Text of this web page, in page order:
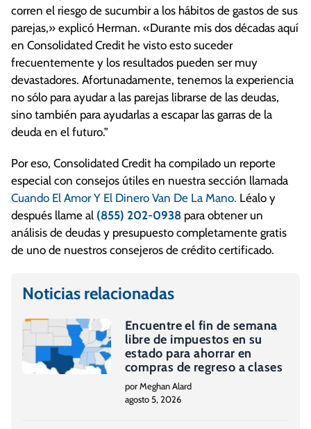
corren el riesgo de sucumbir a los hábitos de gastos de sus
parejas,» explicó Herman. «Durante mis dos décadas aquí
en Consolidated Credit he visto esto suceder
frecuentemente y los resultados pueden ser muy
devastadores. Afortunadamente, tenemos la experiencia
no sólo para ayudar a las parejas librarse de las deudas,
sino también para ayudarlas a escapar las garras de la
deuda en el futuro.”
Por eso, Consolidated Credit ha compilado un reporte
especial con consejos útiles en nuestra sección llamada
Cuando El Amor Y El Dinero Van De La Mano. Léalo y
después llame al (855) 202-0938 para obtener un
análisis de deudas y presupuesto completamente gratis
de uno de nuestros consejeros de crédito certificado.
Noticias relacionadas
Encuentre el fin de semana
libre de impuestos en su
estado para ahorrar en
compras de regreso a clases
por Meghan Alard
agosto 5, 2026